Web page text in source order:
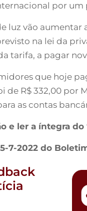
por um
luz vão
na lei da
tarifa, a pagar
que hoje
de R$ 332,00 por
as contas
e ler a íntegra
7-2022 do